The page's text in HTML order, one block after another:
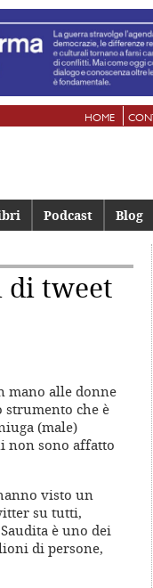
HOME
Podcast Blog
di tweet
mano alle donne
strumento che è
(male)
non sono affatto
visto un
su tutti,
è uno dei
di persone,